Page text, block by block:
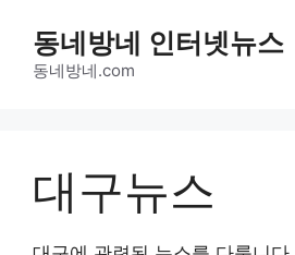
content
동네방네 인터넷뉴스
동네방네.com
대구뉴스